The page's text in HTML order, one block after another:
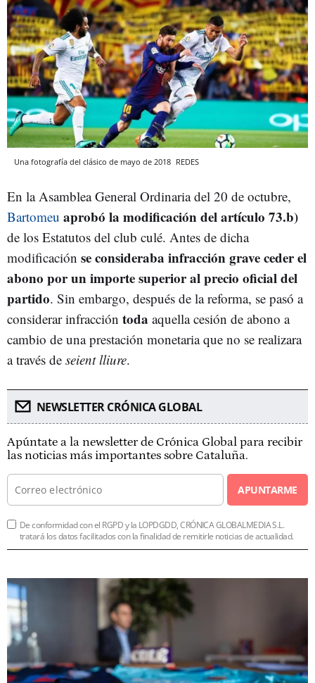
Una fotografía del clásico de mayo de 2018 REDES
En la Asamblea General Ordinaria del 20 de octubre,
Bartomeu aprobó la modificación del artículo 73.b)
de los Estatutos del club culé. Antes de dicha
modificación se consideraba infracción grave ceder el
abono por un importe superior al precio oficial del
partido. Sin embargo, después de la reforma, se pasó a
considerar infracción toda aquella cesión de abono a
cambio de una prestación monetaria que no se realizara
a través de seient lliure.
NEWSLETTER CRÓNICA GLOBAL
Apúntate a la newsletter de Crónica Global para recibir
las noticias más importantes sobre Cataluña.
APUNTARME
De conformidad con el RGPD y la LOPDGDD, CRÓNICA GLOBALMEDIA S.L.
tratará los datos facilitados con la finalidad de remitirle noticias de actualidad.